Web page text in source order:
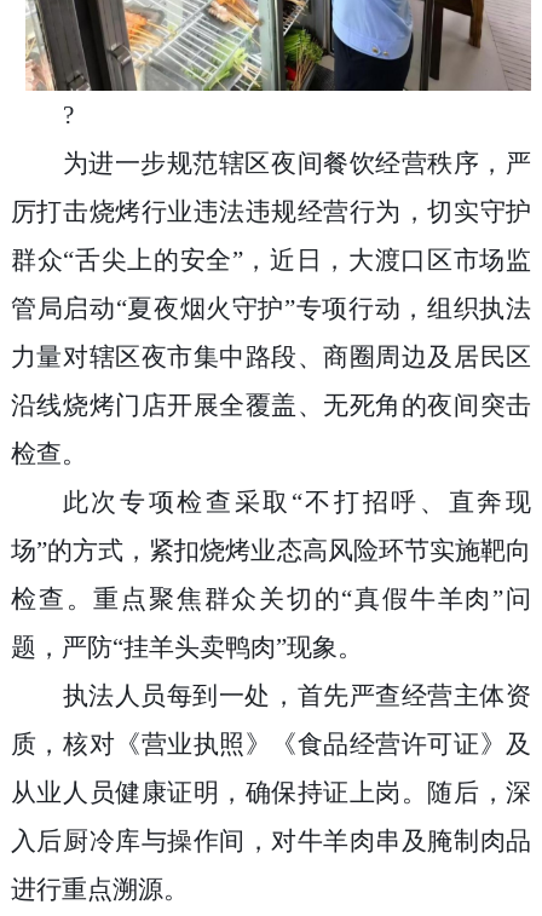
?
为进一步规范辖区夜间餐饮经营秩序，严
厉打击烧烤行业违法违规经营行为，切实守护
群众“舌尖上的安全”，近日，大渡口区市场监
管局启动“夏夜烟火守护”专项行动，组织执法
力量对辖区夜市集中路段、商圈周边及居民区
沿线烧烤门店开展全覆盖、无死角的夜间突击
检查。
此次专项检查采取“不打招呼、直奔现
场”的方式，紧扣烧烤业态高风险环节实施靶向
检查。重点聚焦群众关切的“真假牛羊肉”问
题，严防“挂羊头卖鸭肉”现象。
执法人员每到一处，首先严查经营主体资
质，核对《营业执照》《食品经营许可证》及
从业人员健康证明，确保持证上岗。随后，深
入后厨冷库与操作间，对牛羊肉串及腌制肉品
进行重点溯源。